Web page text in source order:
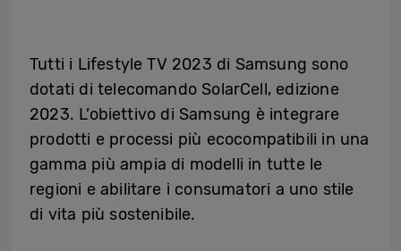
Tutti i Lifestyle TV 2023 di Samsung sono
dotati di telecomando SolarCell, edizione
2023. L’obiettivo di Samsung è integrare
prodotti e processi più ecocompatibili in una
gamma più ampia di modelli in tutte le
regioni e abilitare i consumatori a uno stile
di vita più sostenibile.